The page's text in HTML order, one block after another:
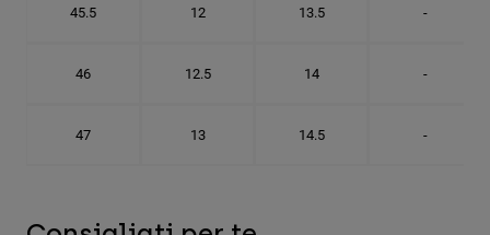
45.5 12 13.5 -
46 12.5 14 -
47 13 14.5 -